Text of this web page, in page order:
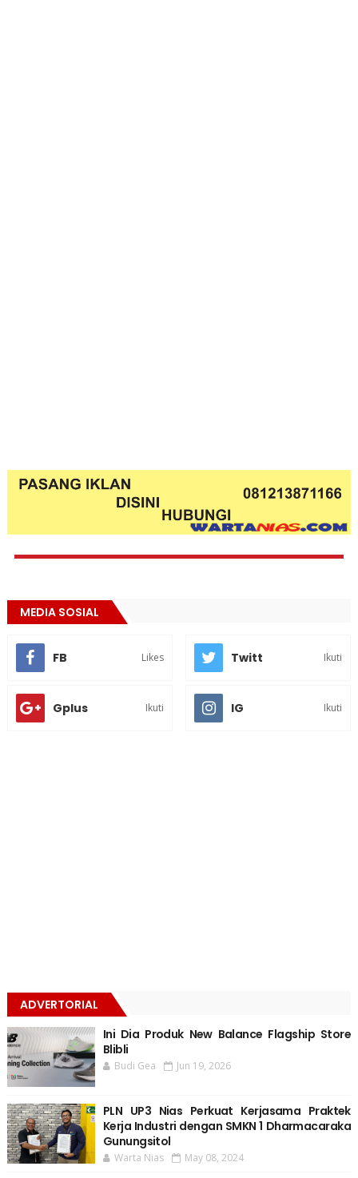
MEDIA SOSIAL
FB Likes Twitt Ikuti
Gplus Ikuti IG Ikuti
ADVERTORIAL
Ini Dia Produk New Balance Flagship Store
Blibli
Budi Gea Jun 19, 2026
PLN UP3 Nias Perkuat Kerjasama Praktek
Kerja Industri dengan SMKN 1 Dharmacaraka
Gunungsitol
Warta Nias May 08, 2024